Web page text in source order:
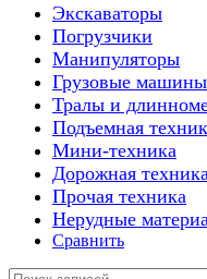
Экскаваторы
Погрузчики
Манипуляторы
Грузовые машины
Тралы и
Подъемная
Мини-техника
Дорожная техника
Прочая техника
Нерудные
Сравнить